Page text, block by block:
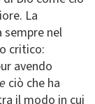
La
nel
critico:
avendo
ciò che ha
il modo in cui